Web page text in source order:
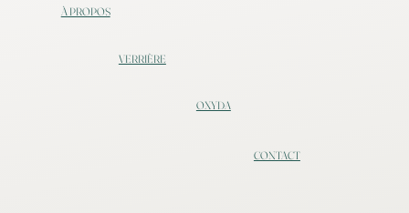
VERRIÈRE
OXYDA
CONTACT
À PROPOS